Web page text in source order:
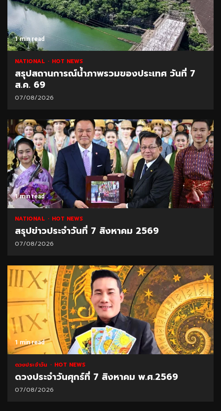
1 min read
NATIONAL HOT NEWS
สรุปสถานการณ์น้ำภาพรวมของประเทศ วันที่ 7
ส.ค. 69
07/08/2026
1 min read
NATIONAL HOT NEWS
สรุปข่าวประจำวันที่ 7 สิงหาคม 2569
07/08/2026
1 min read
ดวงประจำวัน HOT NEWS
ดวงประจำวันศุกร์ที่ 7 สิงหาคม พ.ศ.2569
07/08/2026